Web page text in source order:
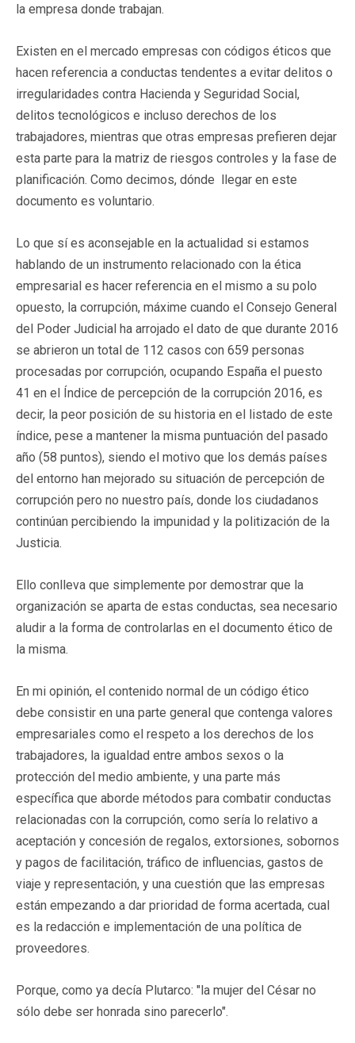
la empresa donde trabajan.
Existen en el mercado empresas con códigos éticos que
hacen referencia a conductas tendentes a evitar delitos o
irregularidades contra Hacienda y Seguridad Social,
delitos tecnológicos e incluso derechos de los
trabajadores, mientras que otras empresas prefieren dejar
esta parte para la matriz de riesgos controles y la fase de
planificación. Como decimos, dónde llegar en este
documento es voluntario.
Lo que sí es aconsejable en la actualidad si estamos
hablando de un instrumento relacionado con la ética
empresarial es hacer referencia en el mismo a su polo
opuesto, la corrupción, máxime cuando el Consejo General
del Poder Judicial ha arrojado el dato de que durante 2016
se abrieron un total de 112 casos con 659 personas
procesadas por corrupción, ocupando España el puesto
41 en el Índice de percepción de la corrupción 2016, es
decir, la peor posición de su historia en el listado de este
índice, pese a mantener la misma puntuación del pasado
año (58 puntos), siendo el motivo que los demás países
del entorno han mejorado su situación de percepción de
corrupción pero no nuestro país, donde los ciudadanos
continúan percibiendo la impunidad y la politización de la
Justicia.
Ello conlleva que simplemente por demostrar que la
organización se aparta de estas conductas, sea necesario
aludir a la forma de controlarlas en el documento ético de
la misma.
En mi opinión, el contenido normal de un código ético
debe consistir en una parte general que contenga valores
empresariales como el respeto a los derechos de los
trabajadores, la igualdad entre ambos sexos o la
protección del medio ambiente, y una parte más
específica que aborde métodos para combatir conductas
relacionadas con la corrupción, como sería lo relativo a
aceptación y concesión de regalos, extorsiones, sobornos
y pagos de facilitación, tráfico de influencias, gastos de
viaje y representación, y una cuestión que las empresas
están empezando a dar prioridad de forma acertada, cual
es la redacción e implementación de una política de
proveedores.
Porque, como ya decía Plutarco: "la mujer del César no
sólo debe ser honrada sino parecerlo".